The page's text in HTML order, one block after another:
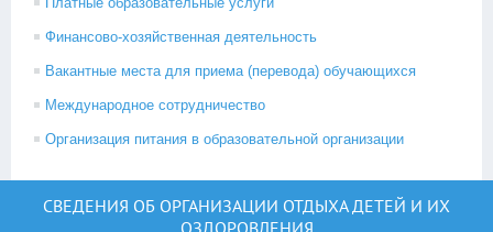
Финансово-хозяйственная деятельность
Вакантные места для приема (перевода) обучающихся
Международное сотрудничество
Организация питания в образовательной организации
СВЕДЕНИЯ ОБ ОРГАНИЗАЦИИ ОТДЫХА ДЕТЕЙ И ИХ
ОЗДОРОВЛЕНИЯ